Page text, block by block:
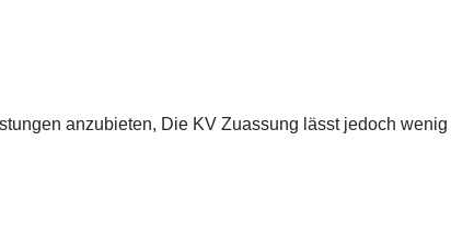
anzubieten, Die KV Zuassung lässt jedoch wenig